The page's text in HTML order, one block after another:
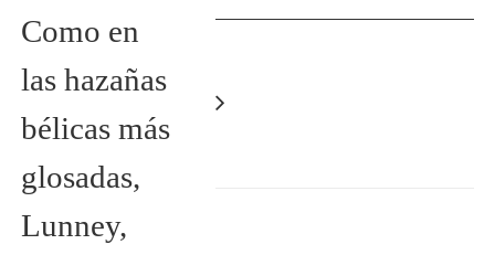
Como en
las hazañas
bélicas más
glosadas,
Lunney,